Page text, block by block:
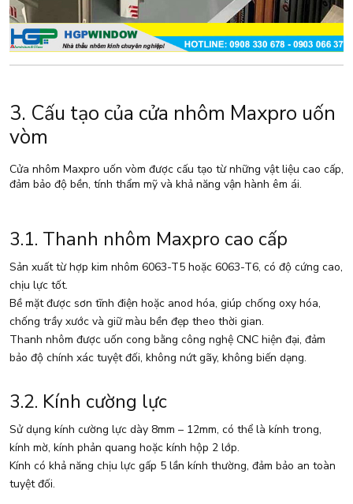
3. Cấu tạo của cửa nhôm Maxpro uốn
vòm
Cửa nhôm Maxpro uốn vòm được cấu tạo từ những vật liệu cao cấp,
đảm bảo độ bền, tính thẩm mỹ và khả năng vận hành êm ái.
3.1. Thanh nhôm Maxpro cao cấp
Sản xuất từ hợp kim nhôm 6063-T5 hoặc 6063-T6, có độ cứng cao,
chịu lực tốt.
Bề mặt được sơn tĩnh điện hoặc anod hóa, giúp chống oxy hóa,
chống trầy xước và giữ màu bền đẹp theo thời gian.
Thanh nhôm được uốn cong bằng công nghệ CNC hiện đại, đảm
bảo độ chính xác tuyệt đối, không nứt gãy, không biến dạng.
3.2. Kính cường lực
Sử dụng kính cường lực dày 8mm – 12mm, có thể là kính trong,
kính mờ, kính phản quang hoặc kính hộp 2 lớp.
Kính có khả năng chịu lực gấp 5 lần kính thường, đảm bảo an toàn
tuyệt đối.